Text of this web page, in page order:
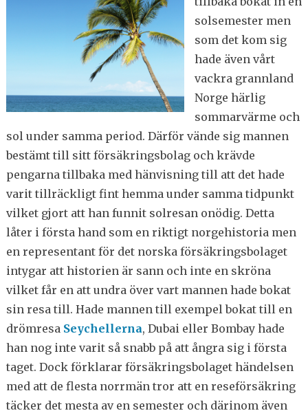
solsemester men
som det kom sig
hade även vårt
vackra grannland
Norge härlig
sommarvärme och
sol under samma period. Därför vände sig mannen
bestämt till sitt försäkringsbolag och krävde
pengarna tillbaka med hänvisning till att det hade
varit tillräckligt fint hemma under samma tidpunkt
vilket gjort att han funnit solresan onödig. Detta
låter i första hand som en riktigt norgehistoria men
en representant för det norska försäkringsbolaget
intygar att historien är sann och inte en skröna
vilket får en att undra över vart mannen hade bokat
sin resa till. Hade mannen till exempel bokat till en
drömresa Seychellerna, Dubai eller Bombay hade
han nog inte varit så snabb på att ångra sig i första
taget. Dock förklarar försäkringsbolaget händelsen
med att de flesta norrmän tror att en reseförsäkring
täcker det mesta av en semester och därinom även